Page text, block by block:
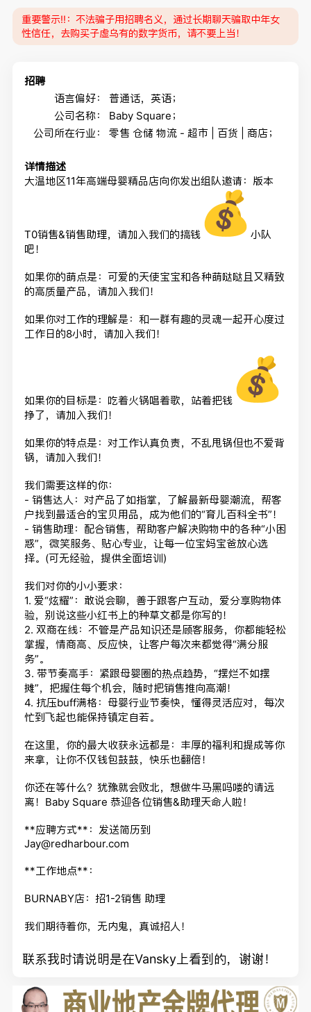
重要警示‼️：不法骗子用招聘名义，通过长期聊天骗取中年女
性信任，去购买子虚乌有的数字货币，请不要上当！
招聘
语言偏好：
普通话，英语；
公司名称：
Baby Square；
公司所在行业：
零售 仓储 物流 - 超市 | 百货 | 商店；
详情描述
大温地区11年高端母婴精品店向你发出组队邀请：版本
T0销售&销售助理，请加入我们的搞钱
小队
吧！
如果你的萌点是：可爱的天使宝宝和各种萌哒哒且又精致
的高质量产品，请加入我们！
如果你对工作的理解是：和一群有趣的灵魂一起开心度过
工作日的8小时，请加入我们！
如果你的目标是：吃着火锅唱着歌，站着把钱
挣了，请加入我们！
如果你的特点是：对工作认真负责，不乱甩锅但也不爱背
锅，请加入我们！
我们需要这样的你：
- 销售达人：对产品了如指掌，了解最新母婴潮流， 帮客
户找到最适合的宝贝用品，成为他们的“育儿百科全书”！
- 销售助理：配合销售，帮助客户解决购物中的各种“小困
惑”，微笑服务、贴心专业，让每一位宝妈宝爸放心选
择。(可无经验，提供全面培训)
我们对你的小小要求：
1. 爱“炫耀”：敢说会聊，善于跟客户互动，爱分享购物体
验，别说这些小红书上的种草文都是你写的！
2. 双商在线：不管是产品知识还是顾客服务，你都能轻松
掌握，情商高、反应快，让客户每次来都觉得“满分服
务”。
3. 带节奏高手：紧跟母婴圈的热点趋势，“摆烂不如摆
摊”， 把握住每个机会，随时把销售推向高潮！
4. 抗压buff满格：母婴行业节奏快，懂得灵活应对， 每次
忙到飞起也能保持镇定自若。
在这里，你的最大收获永远都是：丰厚的福利和提成等你
来拿，让你不仅钱包鼓鼓，快乐也翻倍！
你还在等什么？犹豫就会败北，想做牛马黑吗喽的请远
离！Baby Square 恭迎各位销售&助理天命人啦！
**应聘方式**：发送简历到
Jay@redharbour.com
**工作地点**：
BURNABY店：招1-2销售 助理
我们期待着你，无内鬼，真诚招人！
联系我时请说明是在Vansky上看到的，谢谢！